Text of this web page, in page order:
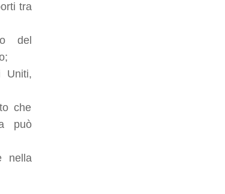
tra
del
Uniti,
che
può
nella